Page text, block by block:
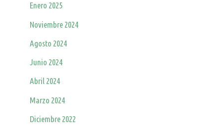
Enero 2025
Noviembre 2024
Agosto 2024
Junio 2024
Abril 2024
Marzo 2024
Diciembre 2022